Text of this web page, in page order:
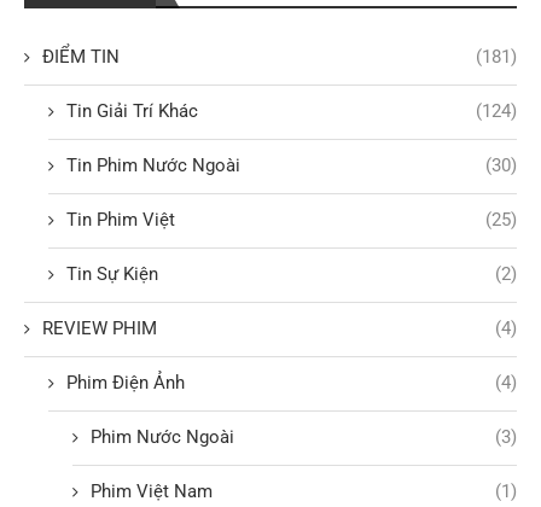
ĐIỂM TIN (181)
Tin Giải Trí Khác (124)
Tin Phim Nước Ngoài (30)
Tin Phim Việt (25)
Tin Sự Kiện (2)
REVIEW PHIM (4)
Phim Điện Ảnh (4)
Phim Nước Ngoài (3)
Phim Việt Nam (1)